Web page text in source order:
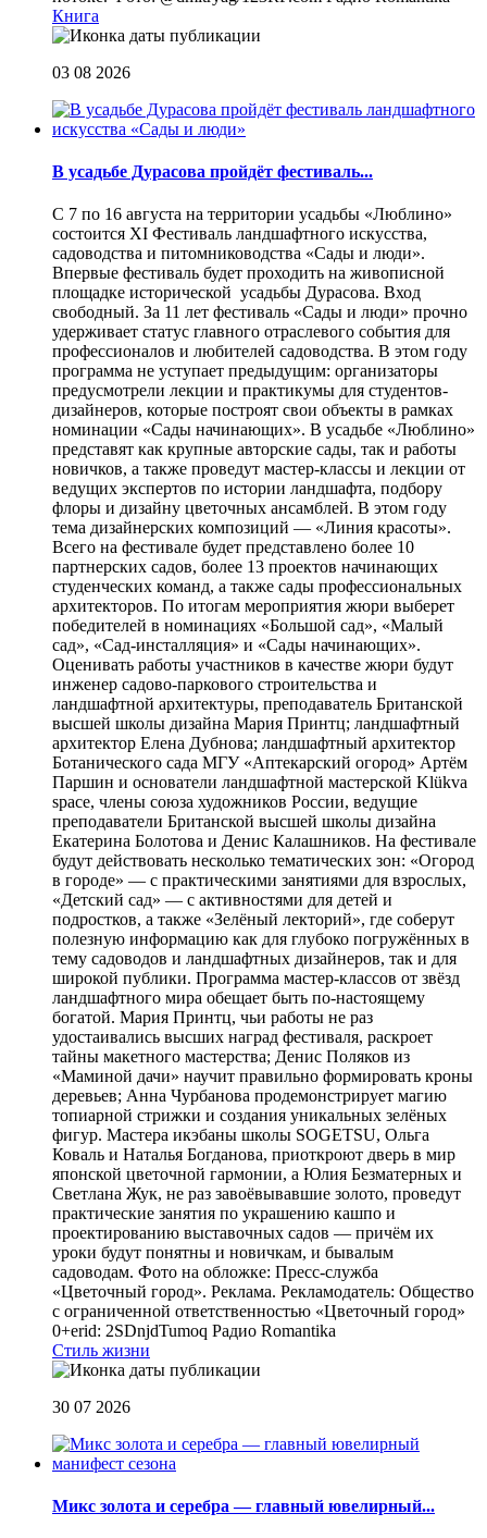
Книга
03 08 2026
В усадьбе Дурасова пройдёт фестиваль...
С 7 по 16 августа на территории усадьбы «Люблино»
состоится XI Фестиваль ландшафтного искусства,
садоводства и питомниководства «Сады и люди».
Впервые фестиваль будет проходить на живописной
площадке исторической усадьбы Дурасова. Вход
свободный. За 11 лет фестиваль «Сады и люди» прочно
удерживает статус главного отраслевого события для
профессионалов и любителей садоводства. В этом году
программа не уступает предыдущим: организаторы
предусмотрели лекции и практикумы для студентов-
дизайнеров, которые построят свои объекты в рамках
номинации «Сады начинающих». В усадьбе «Люблино»
представят как крупные авторские сады, так и работы
новичков, а также проведут мастер-классы и лекции от
ведущих экспертов по истории ландшафта, подбору
флоры и дизайну цветочных ансамблей. В этом году
тема дизайнерских композиций — «Линия красоты».
Всего на фестивале будет представлено более 10
партнерских садов, более 13 проектов начинающих
студенческих команд, а также сады профессиональных
архитекторов. По итогам мероприятия жюри выберет
победителей в номинациях «Большой сад», «Малый
сад», «Сад-инсталляция» и «Сады начинающих».
Оценивать работы участников в качестве жюри будут
инженер садово-паркового строительства и
ландшафтной архитектуры, преподаватель Британской
высшей школы дизайна Мария Принтц; ландшафтный
архитектор Елена Дубнова; ландшафтный архитектор
Ботанического сада МГУ «Аптекарский огород» Артём
Паршин и основатели ландшафтной мастерской Klükva
space, члены союза художников России, ведущие
преподаватели Британской высшей школы дизайна
Екатерина Болотова и Денис Калашников. На фестивале
будут действовать несколько тематических зон: «Огород
в городе» — с практическими занятиями для взрослых,
«Детский сад» — с активностями для детей и
подростков, а также «Зелёный лекторий», где соберут
полезную информацию как для глубоко погружённых в
тему садоводов и ландшафтных дизайнеров, так и для
широкой публики. Программа мастер-классов от звёзд
ландшафтного мира обещает быть по-настоящему
богатой. Мария Принтц, чьи работы не раз
удостаивались высших наград фестиваля, раскроет
тайны макетного мастерства; Денис Поляков из
«Маминой дачи» научит правильно формировать кроны
деревьев; Анна Чурбанова продемонстрирует магию
топиарной стрижки и создания уникальных зелёных
фигур. Мастера икэбаны школы SOGETSU, Ольга
Коваль и Наталья Богданова, приоткроют дверь в мир
японской цветочной гармонии, а Юлия Безматерных и
Светлана Жук, не раз завоёвывавшие золото, проведут
практические занятия по украшению кашпо и
проектированию выставочных садов — причём их
уроки будут понятны и новичкам, и бывалым
садоводам. Фото на обложке: Пресс-служба
«Цветочный город». Реклама. Рекламодатель: Общество
с ограниченной ответственностью «Цветочный город»
0+erid: 2SDnjdTumoq Радио Romantika
Стиль жизни
30 07 2026
Микс золота и серебра — главный ювелирный...